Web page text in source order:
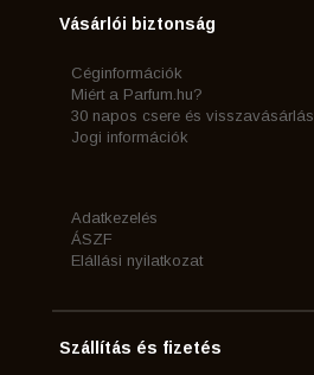
Vásárlói biztonság
Céginformációk
Miért a Parfum.hu?
30 napos csere és visszavásárlás
Jogi információk
Adatkezelés
ÁSZF
Elállási nyilatkozat
Szállítás és fizetés